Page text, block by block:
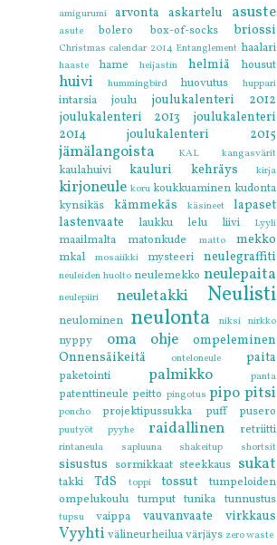
amigurumi arvonta askartelu asuste
asute bolero box-of-socks briossi
Christmas calendar 2014 Entanglement haalari
haaste hame heijastin helmiä housut
huivi hummingbird huovutus huppari
intarsia joulu
joulukalenteri 2012
joulukalenteri 2013
joulukalenteri
2014
joulukalenteri 2015
jämälangoista KAL kangasvärit
kaulahuivi kauluri kehräys kirja
kirjoneule koru koukkuaminen kudonta
kynsikäs
kämmekäs käsineet
lapaset
lastenvaate
laukku lelu liivi Lyyli
maailmalta matonkude matto mekko
mkal mosaiikki mysteeri neulegraffiti
neuleiden huolto neulemekko neulepaita
neulepiiri neuletakki Neulisti
neulominen neulonta niksi nirkko
nyppy oma ohje
ompeleminen
Onnensäikeitä
onteloneule paita
paketointi palmikko panta
patenttineule peitto pingotus pipo pitsi
poncho projektipussukka puff pusero
puutyöt pyyhe raidallinen retriitti
rintaneula sapluuna shakeitup shortsit
sisustus sormikkaat steekkaus sukat
takki TdS toppi tossut
tumpeloiden
ompelukoulu tumput tunika tunnustus
tupsu vaippa vauvanvaate virkkaus
Vyyhti välineurheiluavärjäys zero waste